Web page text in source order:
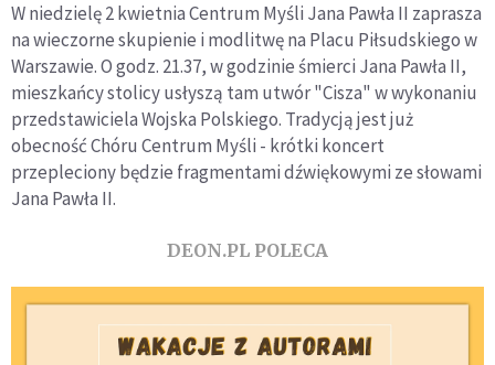
W niedzielę 2 kwietnia Centrum Myśli Jana Pawła II zaprasza
na wieczorne skupienie i modlitwę na Placu Piłsudskiego w
Warszawie. O godz. 21.37, w godzinie śmierci Jana Pawła II,
mieszkańcy stolicy usłyszą tam utwór "Cisza" w wykonaniu
przedstawiciela Wojska Polskiego. Tradycją jest już
obecność Chóru Centrum Myśli - krótki koncert
przepleciony będzie fragmentami dźwiękowymi ze słowami
Jana Pawła II.
DEON.PL POLECA